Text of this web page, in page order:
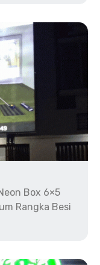
Box 6×5
Rangka Besi